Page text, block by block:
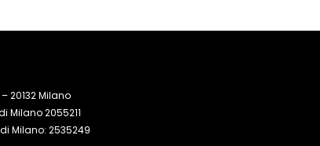
20132 Milano
Milano 2055211
Milano: 2535249